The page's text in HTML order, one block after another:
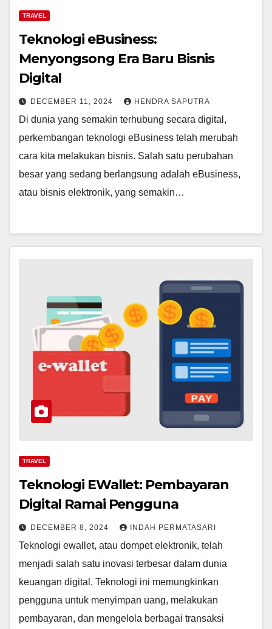
TRAVEL
Teknologi eBusiness:
Menyongsong Era Baru Bisnis
Digital
DECEMBER 11, 2024 HENDRA SAPUTRA
Di dunia yang semakin terhubung secara digital,
perkembangan teknologi eBusiness telah merubah
cara kita melakukan bisnis. Salah satu perubahan
besar yang sedang berlangsung adalah eBusiness,
atau bisnis elektronik, yang semakin…
TRAVEL
Teknologi EWallet: Pembayaran
Digital Ramai Pengguna
DECEMBER 8, 2024 INDAH PERMATASARI
Teknologi ewallet, atau dompet elektronik, telah
menjadi salah satu inovasi terbesar dalam dunia
keuangan digital. Teknologi ini memungkinkan
pengguna untuk menyimpan uang, melakukan
pembayaran, dan mengelola berbagai transaksi